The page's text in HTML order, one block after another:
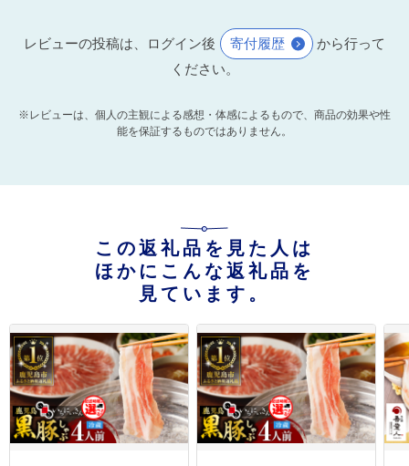
レビューの投稿は、ログイン後 寄付履歴
から行って
ください。
※レビューは、個人の主観による感想・体感によるもので、商品の効果や性
能を保証するものではありません。
この返礼品を見た人は
ほかにこんな返礼品を
見ています。